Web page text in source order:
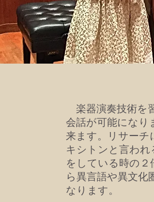
楽器演奏技術を
会話が可能にな
来ます。リサーチ
キシトンと言わ
をしている時の
ら異言語や異文化
なります。